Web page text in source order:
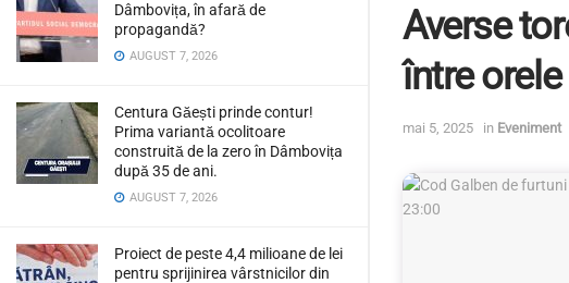
Dâmbovița, în afară de
propagandă?
AUGUST 7, 2026
Centura Găești prinde contur!
Prima variantă ocolitoare
construită de la zero în Dâmbovița
după 35 de ani.
AUGUST 7, 2026
Proiect de peste 4,4 milioane de lei
pentru sprijinirea vârstnicilor din
Averse
între
mai 5, 2025 in Eveniment